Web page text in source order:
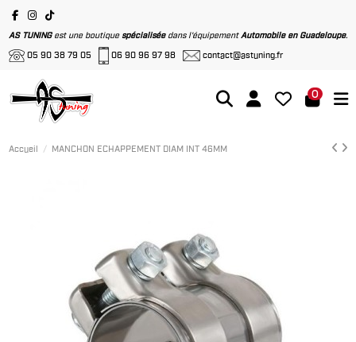
AS TUNINGest une boutiquespécialiséedans l'équipement Automobile en Guadeloupe.
05 90 38 79 05 06 90 96 97 98 contact@astuning.fr
0
Accueil MANCHON ECHAPPEMENT DIAM INT 46MM